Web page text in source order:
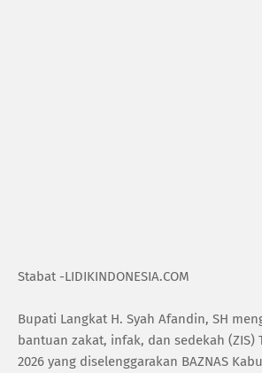
Stabat -LIDIKINDONESIA.COM
Bupati Langkat H. Syah Afandin, SH
bantuan zakat, infak, dan sedekah (ZIS)
2026 yang diselenggarakan BAZNAS